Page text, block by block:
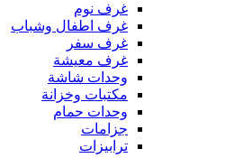
غرف نوم
غرف اطفال وشباب
غرف سفر
غرف معيشة
وحدات شاشة
مكتبات وخزانة
وحدات حمام
جزامات
ترابيزات